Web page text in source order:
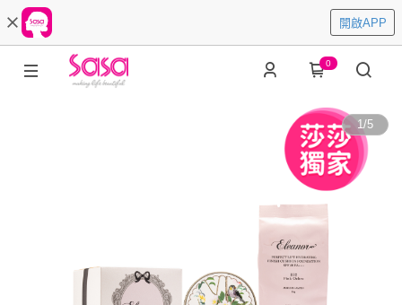
開啟APP
0
1/5